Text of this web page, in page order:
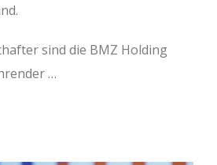
sind die BMZ Holding
…